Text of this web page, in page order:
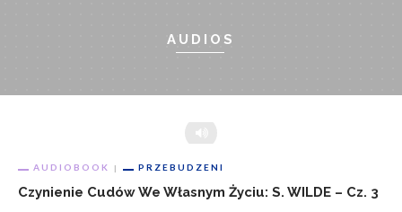
AUDIOS
AUDIOBOOK PRZEBUDZENI
Czynienie Cudów We Własnym Życiu: S. WILDE – Cz. 3